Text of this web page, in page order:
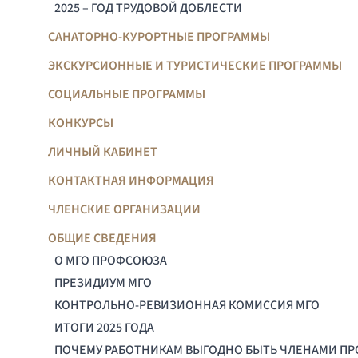
2025 – ГОД ТРУДОВОЙ ДОБЛЕСТИ
САНАТОРНО-КУРОРТНЫЕ ПРОГРАММЫ
ЭКСКУРСИОННЫЕ И ТУРИСТИЧЕСКИЕ ПРОГРАММЫ
СОЦИАЛЬНЫЕ ПРОГРАММЫ
КОНКУРСЫ
ЛИЧНЫЙ КАБИНЕТ
КОНТАКТНАЯ ИНФОРМАЦИЯ
ЧЛЕНСКИЕ ОРГАНИЗАЦИИ
ОБЩИЕ СВЕДЕНИЯ
О МГО ПРОФСОЮЗА
ПРЕЗИДИУМ МГО
КОНТРОЛЬНО-РЕВИЗИОННАЯ КОМИССИЯ МГО
ИТОГИ 2025 ГОДА
ПОЧЕМУ РАБОТНИКАМ ВЫГОДНО БЫТЬ ЧЛЕНАМИ